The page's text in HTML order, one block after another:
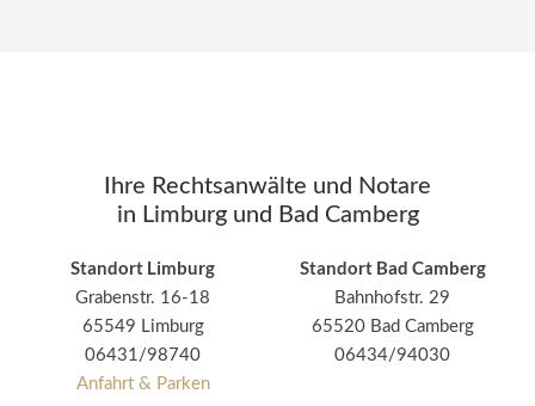
Ihre Rechtsanwälte und Notare
in Limburg und Bad Camberg
Standort Limburg
Grabenstr. 16-18
65549 Limburg
06431/98740
Anfahrt & Parken
Standort Bad Camberg
Bahnhofstr. 29
65520 Bad Camberg
06434/94030